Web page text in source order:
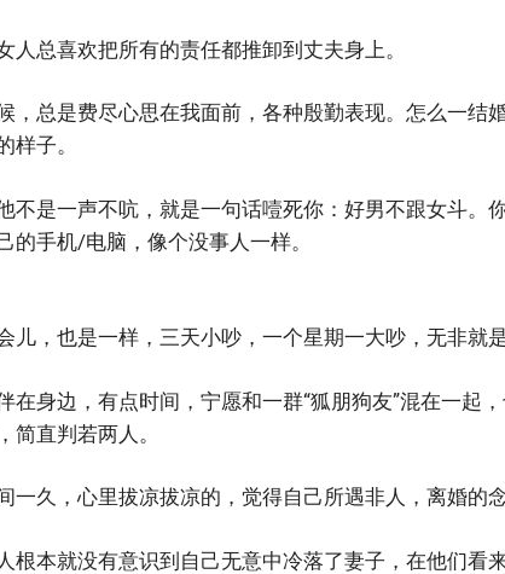
人总喜欢把所有的责任都推卸到丈夫身上。
，总是费尽心思在我面前，各种殷勤表现。怎么一结
样子。
不是一声不吭，就是一句话噎死你：好男不跟女斗。
的手机/电脑，像个没事人一样。
儿，也是一样，三天小吵，一个星期一大吵，无非就
在身边，有点时间，宁愿和一群“狐朋狗友”混在一起
简直判若两人。
一久，心里拔凉拔凉的，觉得自己所遇非人，离婚的
根本就没有意识到自己无意中冷落了妻子，在他们看